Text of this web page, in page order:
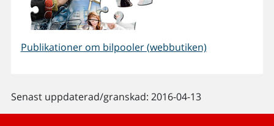
Publikationer om bilpooler (webbutiken)
Senast uppdaterad/granskad: 2016-04-13